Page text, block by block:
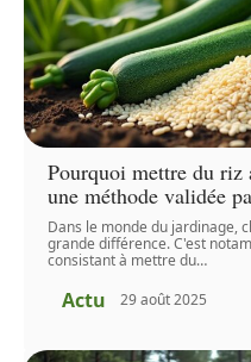
Pourquoi mettre du riz
une méthode validée
Dans le monde du jardinage,
grande différence. C'est
consistant à mettre du…
Actu 29 août 2025